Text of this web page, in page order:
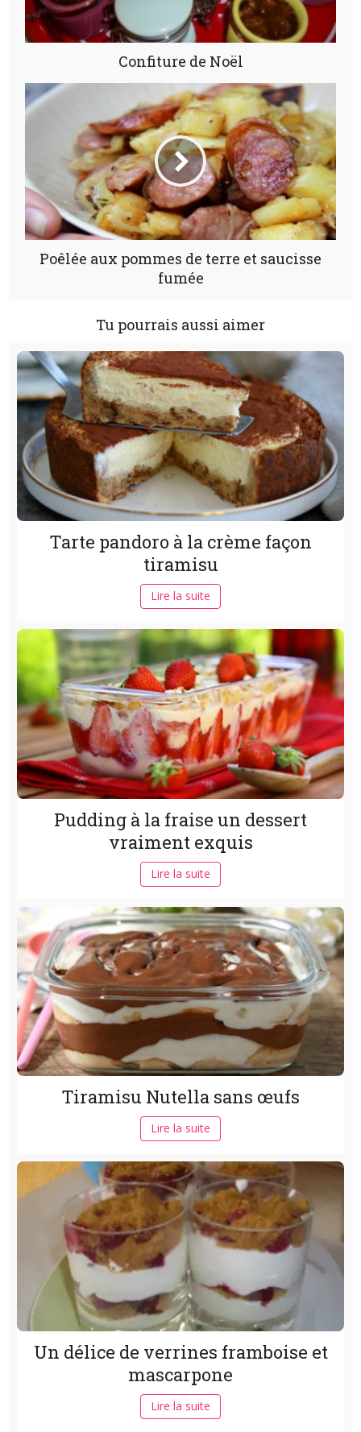
Confiture de Noël
Poêlée aux pommes de terre et saucisse
fumée
Tu pourrais aussi aimer
Tarte pandoro à la crème façon
tiramisu
Lire la suite
Pudding à la fraise un dessert
vraiment exquis
Lire la suite
Tiramisu Nutella sans œufs
Lire la suite
Un délice de verrines framboise et
mascarpone
Lire la suite